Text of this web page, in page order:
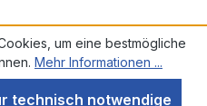
um eine bestmögliche
Mehr Informationen ...
technisch notwendige